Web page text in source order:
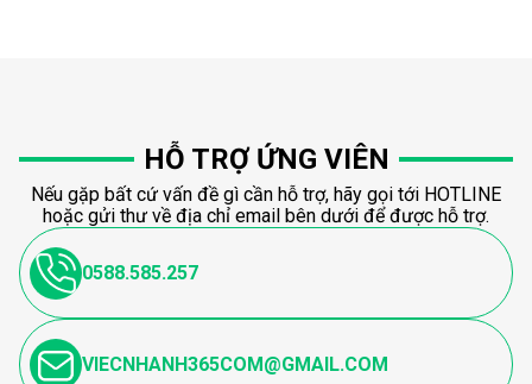
HỖ TRỢ ỨNG VIÊN
Nếu gặp bất cứ vấn đề gì cần hỗ trợ, hãy gọi tới HOTLINE
hoặc gửi thư về địa chỉ email bên dưới để được hỗ trợ.
0588.585.257
VIECNHANH365COM@GMAIL.COM